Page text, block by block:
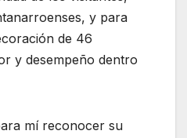
y para
de 46
y desempeño dentro
mí reconocer su